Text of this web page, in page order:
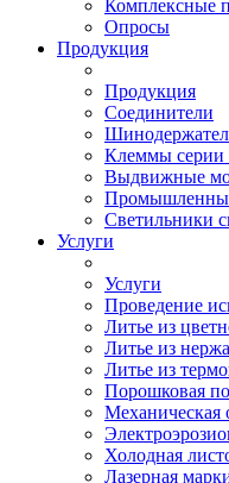
Комплексные
Опросы
Продукция
Продукция
Соединители
Клеммы
Выдвижные
Светильники
Услуги
Услуги
Проведение
Литье из
Литье из
Литье из
Порошковая
Механическая
Холодная
Лазерная